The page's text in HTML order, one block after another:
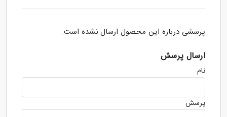
پرسشی درباره این محصول ارسال نشده است.
ارسال پرسش
نام
پرسش